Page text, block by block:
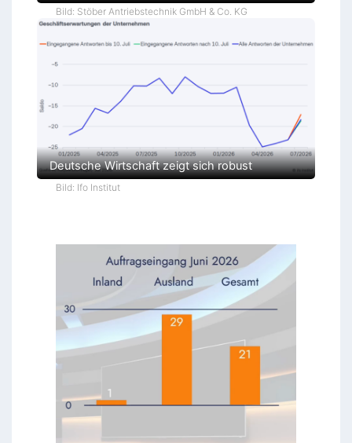
Bild: Stöber Antriebstechnik GmbH & Co. KG
Deutsche Wirtschaft zeigt sich robust
Bild: Ifo Institut